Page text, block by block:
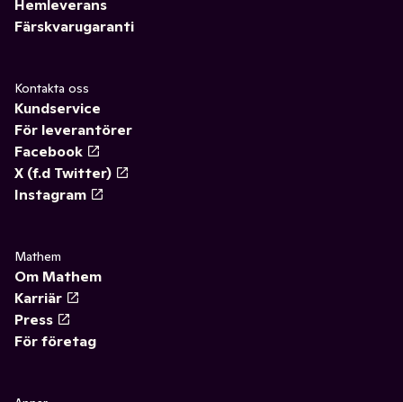
Hemleverans
Färskvarugaranti
Kontakta oss
Kundservice
För leverantörer
Facebook
X (f.d Twitter)
Instagram
Mathem
Om Mathem
Karriär
Press
För företag